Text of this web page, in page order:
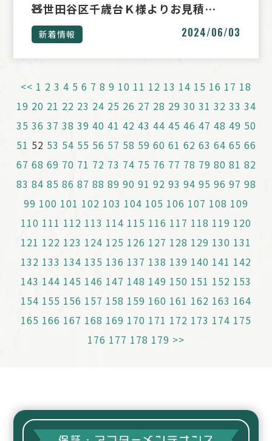
🧸世田谷区千歳台Ｋ様よりお見積…
新着情報 2024/06/03
<< 1 2 3 4 5 6 7 8 9 10 11 12 13 14 15 16 17 18
19 20 21 22 23 24 25 26 27 28 29 30 31 32 33 34
35 36 37 38 39 40 41 42 43 44 45 46 47 48 49 50
51 52 53 54 55 56 57 58 59 60 61 62 63 64 65 66
67 68 69 70 71 72 73 74 75 76 77 78 79 80 81 82
83 84 85 86 87 88 89 90 91 92 93 94 95 96 97 98
99 100 101 102 103 104 105 106 107 108 109
110 111 112 113 114 115 116 117 118 119 120
121 122 123 124 125 126 127 128 129 130 131
132 133 134 135 136 137 138 139 140 141 142
143 144 145 146 147 148 149 150 151 152 153
154 155 156 157 158 159 160 161 162 163 164
165 166 167 168 169 170 171 172 173 174 175
176 177 178 179 >>